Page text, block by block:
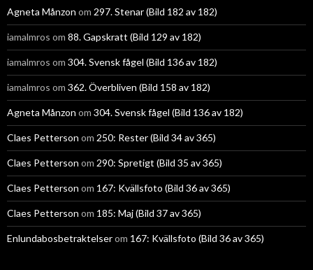
Agneta Månzon om 297. Stenar (Bild 182 av 182)
iamalmros om 88. Gapskratt (Bild 129 av 182)
iamalmros om 304. Svensk fågel (Bild 136 av 182)
iamalmros om 362. Överbliven (Bild 158 av 182)
Agneta Månzon om 304. Svensk fågel (Bild 136 av 182)
Claes Petterson om 250: Rester (Bild 34 av 365)
Claes Petterson om 290: Spretigt (Bild 35 av 365)
Claes Petterson om 167: Kvällsfoto (Bild 36 av 365)
Claes Petterson om 185: Maj (Bild 37 av 365)
Enlundabosbetraktelserom 167: Kvällsfoto (Bild 36 av 365)